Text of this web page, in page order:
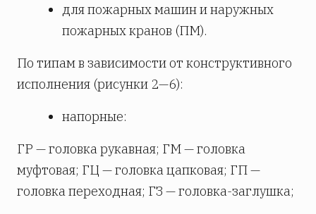
для пожарных машин и наружных
пожарных кранов (ПМ).
По типам в зависимости от конструктивного
исполнения (рисунки 2—6):
напорные:
ГР — головка рукавная; ГМ — головка
муфтовая; ГЦ — головка цапковая; ГП —
головка переходная; ГЗ — головка-заглушка;